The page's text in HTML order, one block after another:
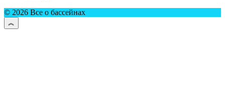
© 2026 Все о бассейнах